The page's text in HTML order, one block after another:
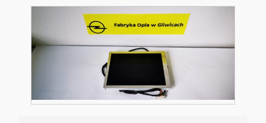
Zamówienie
Regulamin sklepu
Polityka Prywatności
153mm/117mm